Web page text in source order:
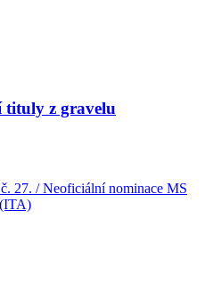
tituly z gravelu
27. / Neoficiální nominace MS